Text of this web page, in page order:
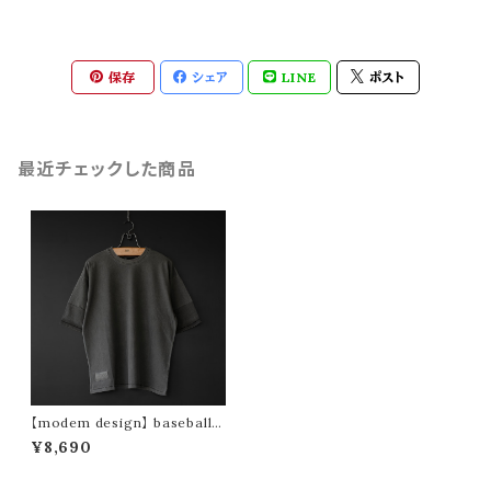
保存 シェア LINE ポスト
最近チェックした商品
【modem design】 baseball
washed tee (charcoal)
¥8,690